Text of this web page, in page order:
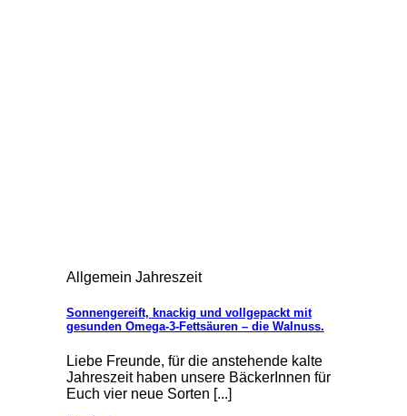
Allgemein Jahreszeit
Sonnengereift, knackig und vollgepackt mit
gesunden Omega-3-Fettsäuren – die Walnuss.
Liebe Freunde, für die anstehende kalte
Jahreszeit haben unsere BäckerInnen für
Euch vier neue Sorten [...]